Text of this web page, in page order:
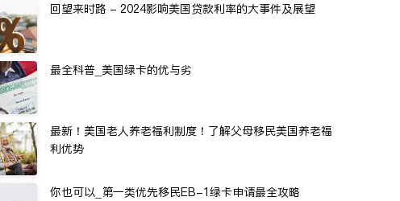
回望来时路 - 2024影响美国贷款利率的大事件及展望
最全科普_美国绿卡的优与劣
最新！美国老人养老福利制度！了解父母移民美国养老福
利优势
你也可以_第一类优先移民EB-1绿卡申请最全攻略